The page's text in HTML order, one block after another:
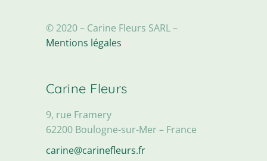
© 2020 – Carine Fleurs SARL –
Mentions légales
Carine Fleurs
9, rue Framery
62200 Boulogne-sur-Mer – France
carine@carinefleurs.fr